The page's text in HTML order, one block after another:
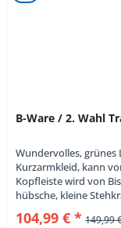
B-Ware / 2. Wahl
Wundervolles, grünes
Kurzarmkleid, kann
Kopfleiste wird von
hübsche, kleine
104,99 € * 149,99